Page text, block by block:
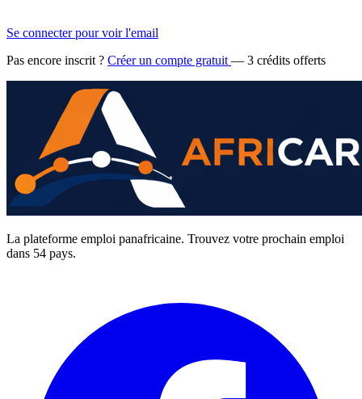
Se connecter pour voir l'email
Pas encore inscrit ? Créer un compte gratuit — 3 crédits offerts
La plateforme emploi panafricaine. Trouvez votre prochain emploi
dans 54 pays.